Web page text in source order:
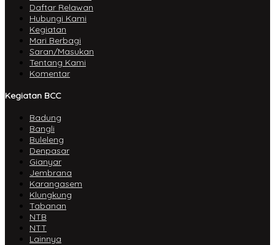
Daftar Relawan
Hubungi Kami
Kegiatan
Mari Berbagi
Saran/Masukan
Tentang Kami
Komentar
Kegiatan BCC
Badung
Bangli
Buleleng
Denpasar
Gianyar
Jembrana
Karangasem
Klungkung
Tabanan
NTB
NTT
Lainnya